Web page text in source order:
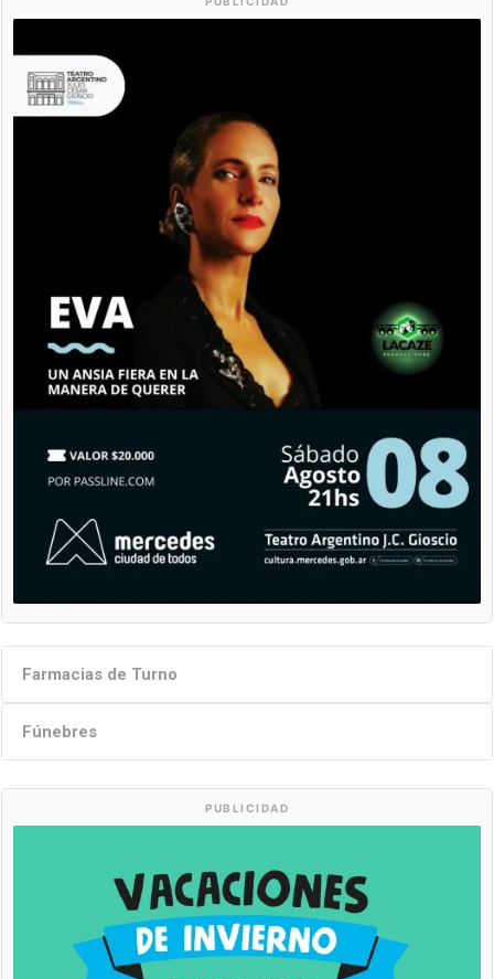
Farmacias de Turno
Fúnebres
PUBLICIDAD